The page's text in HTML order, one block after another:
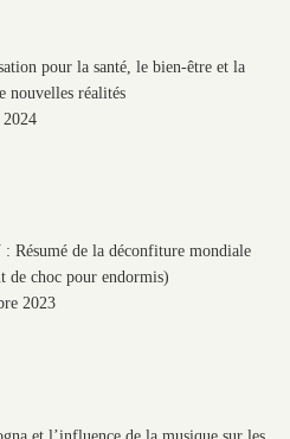
pour la santé, le bien-être et la
nouvelles réalités
Résumé de la déconfiture mondiale
de choc pour endormis)
2023